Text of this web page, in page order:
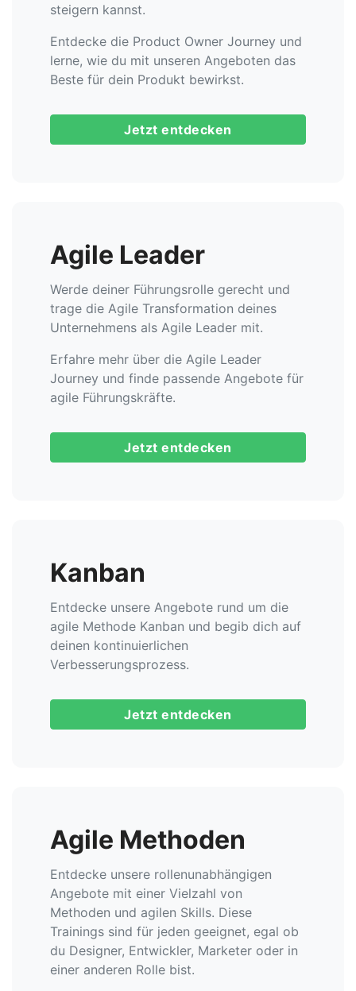
steigern kannst.
Entdecke die Product Owner Journey und
lerne, wie du mit unseren Angeboten das
Beste für dein Produkt bewirkst.
Jetzt entdecken
Agile Leader
Werde deiner Führungsrolle gerecht und
trage die Agile Transformation deines
Unternehmens als Agile Leader mit.
Erfahre mehr über die Agile Leader
Journey und finde passende Angebote für
agile Führungskräfte.
Jetzt entdecken
Kanban
Entdecke unsere Angebote rund um die
agile Methode Kanban und begib dich auf
deinen kontinuierlichen
Verbesserungsprozess.
Jetzt entdecken
Agile Methoden
Entdecke unsere rollenunabhängigen
Angebote mit einer Vielzahl von
Methoden und agilen Skills. Diese
Trainings sind für jeden geeignet, egal ob
du Designer, Entwickler, Marketer oder in
einer anderen Rolle bist.